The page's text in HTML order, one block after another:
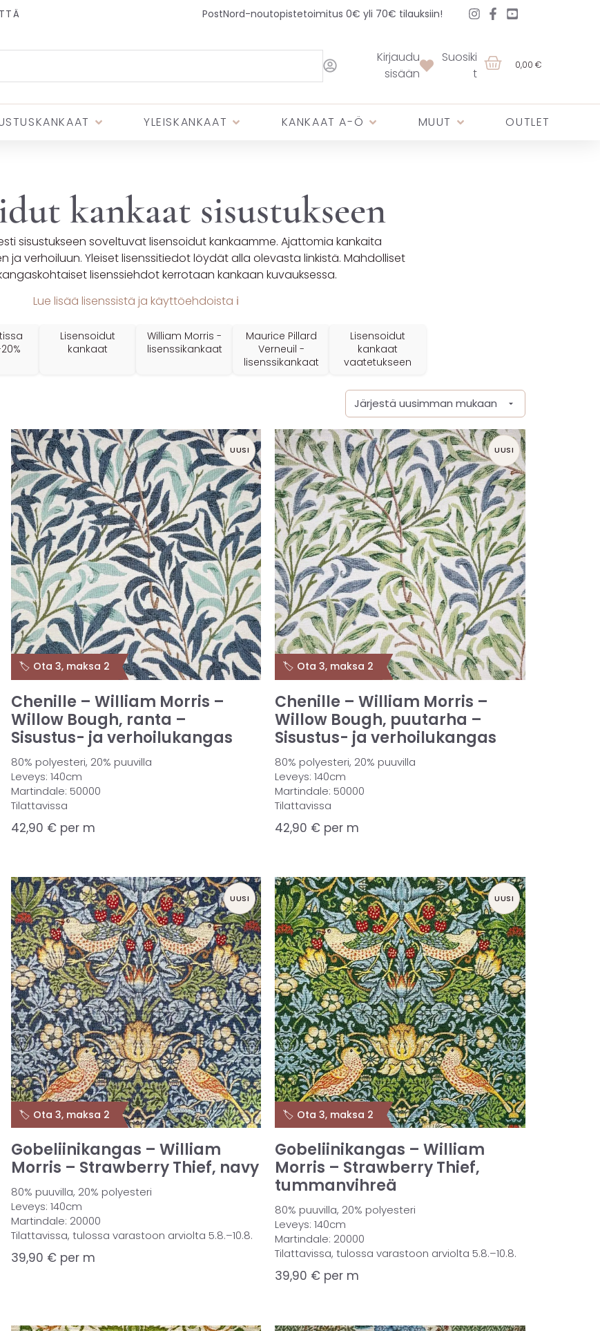
PostNord-noutopistetoimitus 0€ yli 70€ tilauksiin!
Kirjaudu
sisään
Suosiki
t
0,00 €
YLEISKANKAAT KANKAAT A-Ö MUUT OUTLET
kankaat sisustukseen
sisustukseen soveltuvat lisensoidut kankaamme. Ajattomia kankaita
ja verhoiluun. Yleiset lisenssitiedot löydät alla olevasta linkistä. Mahdolliset
lisenssiehdot kerrotaan kankaan kuvauksessa.
Lue lisää lisenssistä ja käyttöehdoista ℹ️
Lisensoidut
kankaat
William Morris -
lisenssikankaat
Maurice Pillard
Verneuil -
lisenssikankaat
Lisensoidut
kankaat
vaatetukseen
Chenille – William Morris –
Willow Bough, ranta –
Sisustus- ja verhoilukangas
80% polyesteri, 20% puuvilla
Leveys: 140cm
Martindale: 50000
Tilattavissa
42,90 €per m
UUSI
🏷️ Ota 3, maksa 2
Chenille – William Morris –
Willow Bough, puutarha –
Sisustus- ja verhoilukangas
80% polyesteri, 20% puuvilla
Leveys: 140cm
Martindale: 50000
Tilattavissa
42,90 € per m
UUSI
🏷️ Ota 3, maksa 2
Gobeliinikangas – William
Morris – Strawberry Thief, navy
80% puuvilla, 20% polyesteri
Leveys: 140cm
Martindale: 20000
Tilattavissa, tulossa varastoon arviolta 5.8.–10.8.
39,90 €per m
UUSI
🏷️ Ota 3, maksa 2
Gobeliinikangas – William
Morris – Strawberry Thief,
tummanvihreä
80% puuvilla, 20% polyesteri
Leveys: 140cm
Martindale: 20000
Tilattavissa, tulossa varastoon arviolta 5.8.–10.8.
39,90 € per m
UUSI
🏷️ Ota 3, maksa 2